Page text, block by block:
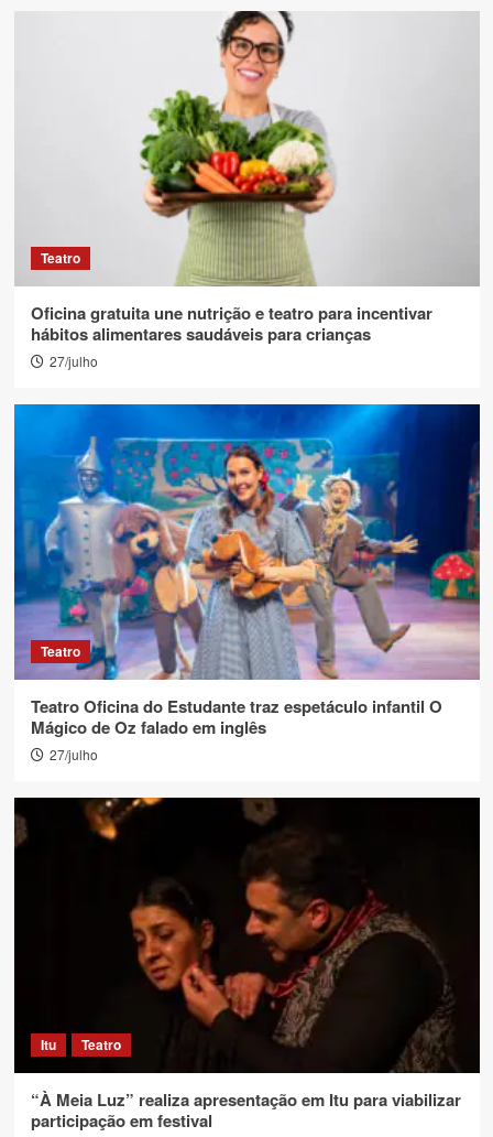
Teatro
Oficina gratuita une nutrição e teatro para incentivar
hábitos alimentares saudáveis para crianças
27/julho
Teatro
Teatro Oficina do Estudante traz espetáculo infantil O
Mágico de Oz falado em inglês
27/julho
Itu Teatro
“À Meia Luz” realiza apresentação em Itu para viabilizar
participação em festival